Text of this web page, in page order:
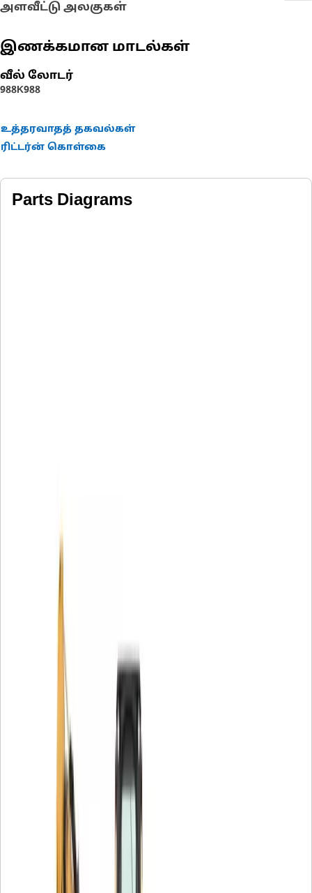
அளவீட்டு அலகுகள்
இணக்கமான மாடல்கள்
வீல் லோடர்
988K988
உத்தரவாதத் தகவல்கள்
ரிட்டர்ன் கொள்கை
Parts Diagrams